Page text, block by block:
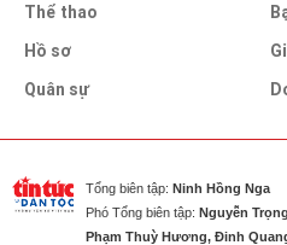
Thể thao
Hồ sơ
Quân sự
Tổng biên tập: Ninh Hồng Nga
Phó Tổng biên tập: Nguyễn
Phạm Thuỳ Hương, Đinh